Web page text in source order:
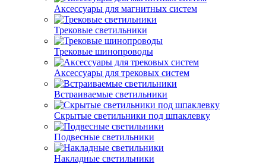
Аксессуары для магнитных систем
Трековые светильники
Трековые шинопроводы
Аксессуары для трековых систем
Встраиваемые светильники
Скрытые светильники под шпаклевку
Подвесные светильники
Накладные светильники